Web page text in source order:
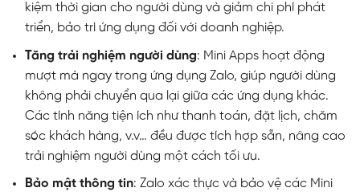
kiệm thời gian cho người dùng và giảm chi phí phát
triển, bảo trì ứng dụng đối với doanh nghiệp.
Tăng trải nghiệm người dùng: Mini Apps hoạt động
mượt mà ngay trong ứng dụng Zalo, giúp người dùng
không phải chuyển qua lại giữa các ứng dụng khác.
Các tính năng tiện ích như thanh toán, đặt lịch, chăm
sóc khách hàng, v.v… đều được tích hợp sẵn, nâng cao
trải nghiệm người dùng một cách tối ưu.
Bảo mật thông tin: Zalo xác thực và bảo vệ các Mini